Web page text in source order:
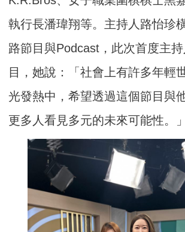
執行長潘瑋翔等。主持人路怡珍
路節目與Podcast，此次首度主
目，她說：「社會上有許多年輕
光發熱中，希望透過這個節目與
更多人看見多元的未來可能性。」